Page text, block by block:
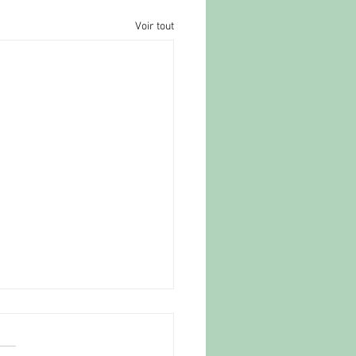
Voir tout